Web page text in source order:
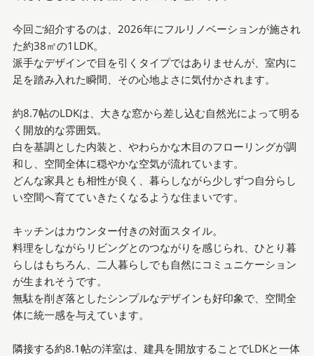
今回ご紹介するのは、2026年にフルリノベーションが施され
た約38㎡の1LDK。
派手なデザインで目を引くタイプではありませんが、室内に
足を踏み入れた瞬間、その心地よさに気付かされます。
約8.7帖のLDKは、大きな窓から差し込む自然光によって明る
く開放的な雰囲気。
白を基調とした内装と、やわらかな木目のフローリングが調
和し、空間全体に穏やかな空気が流れています。
どんな家具とも相性が良く、暮らしながら少しずつ自分らし
い空間へ育てていきたくなるような住まいです。
キッチンはカウンター付きの対面スタイル。
料理をしながらリビングとのつながりを感じられ、ひとり暮
らしはもちろん、二人暮らしでも自然にコミュニケーション
が生まれそうです。
無駄を削ぎ落としたシンプルなデザインも好印象で、空間全
体に統一感を与えています。
隣接する約8.1帖の洋室は、建具を開放することでLDKと一体